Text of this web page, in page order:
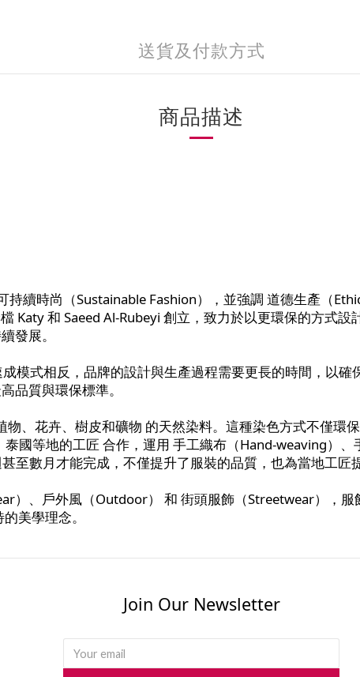
送貨及付款方式
商品描述
持續時尚（Sustainable Fashion），並強調 道德生產（
Katy 和 Saeed Al-Rubeyi 創立，致力於以更環保的方式
發展。
模式相反，品牌的設計與生產過程需要更長的時間，以
品質與環保標準。
、花卉、樹皮和礦物 的天然染料。這種染色方式不僅環
國等地的工匠 合作，運用 手工織布（Hand-weaving）
至數月才能完成，不僅提升了服裝的品質，也為當地工匠
）、戶外風（Outdoor） 和 街頭服飾（Streetwear），
美學理念。
Join Our Newsletter